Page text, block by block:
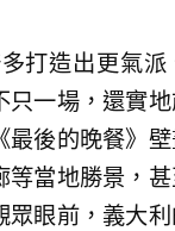
打造出更氣派
只一場，還實
最後的晚餐》壁
等當地勝景，
眾眼前，義大